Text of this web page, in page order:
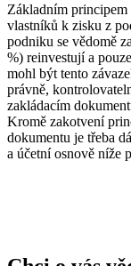
Základním
vlastníků k zisku z
podniku se vědomě
%) reinvestují a
mohl být tento
právně,
zakládacím
Kromě zakotvení
dokumentu je třeba
a účetní osnově níže